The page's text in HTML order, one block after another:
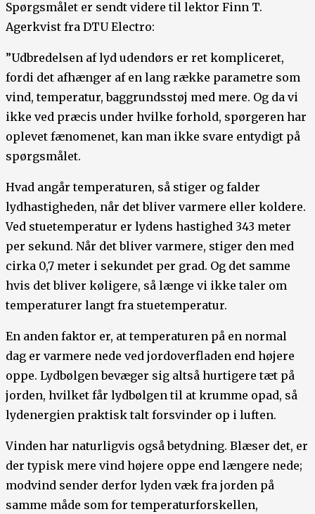
Spørgsmålet er sendt videre til lektor Finn T.
Agerkvist fra DTU Electro:
”Udbredelsen af lyd udendørs er ret kompliceret,
fordi det afhænger af en lang række parametre som
vind, temperatur, baggrundsstøj med mere. Og da vi
ikke ved præcis under hvilke forhold, spørgeren har
oplevet fænomenet, kan man ikke svare entydigt på
spørgsmålet.
Hvad angår temperaturen, så stiger og falder
lydhastigheden, når det bliver varmere eller koldere.
Ved stuetemperatur er lydens hastighed 343 meter
per sekund. Når det bliver varmere, stiger den med
cirka 0,7 meter i sekundet per grad. Og det samme
hvis det bliver køligere, så længe vi ikke taler om
temperaturer langt fra stuetemperatur.
En anden faktor er, at temperaturen på en normal
dag er varmere nede ved jordoverfladen end højere
oppe. Lydbølgen bevæger sig altså hurtigere tæt på
jorden, hvilket får lydbølgen til at krumme opad, så
lydenergien praktisk talt forsvinder op i luften.
Vinden har naturligvis også betydning. Blæser det, er
der typisk mere vind højere oppe end længere nede;
modvind sender derfor lyden væk fra jorden på
samme måde som for temperaturforskellen,